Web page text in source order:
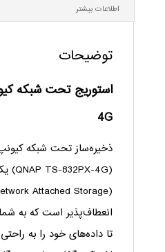
اطلاعات بیشتر
توضیحات
4G
انعطاف‌پذیر است که به
تا داده‌های خود را به